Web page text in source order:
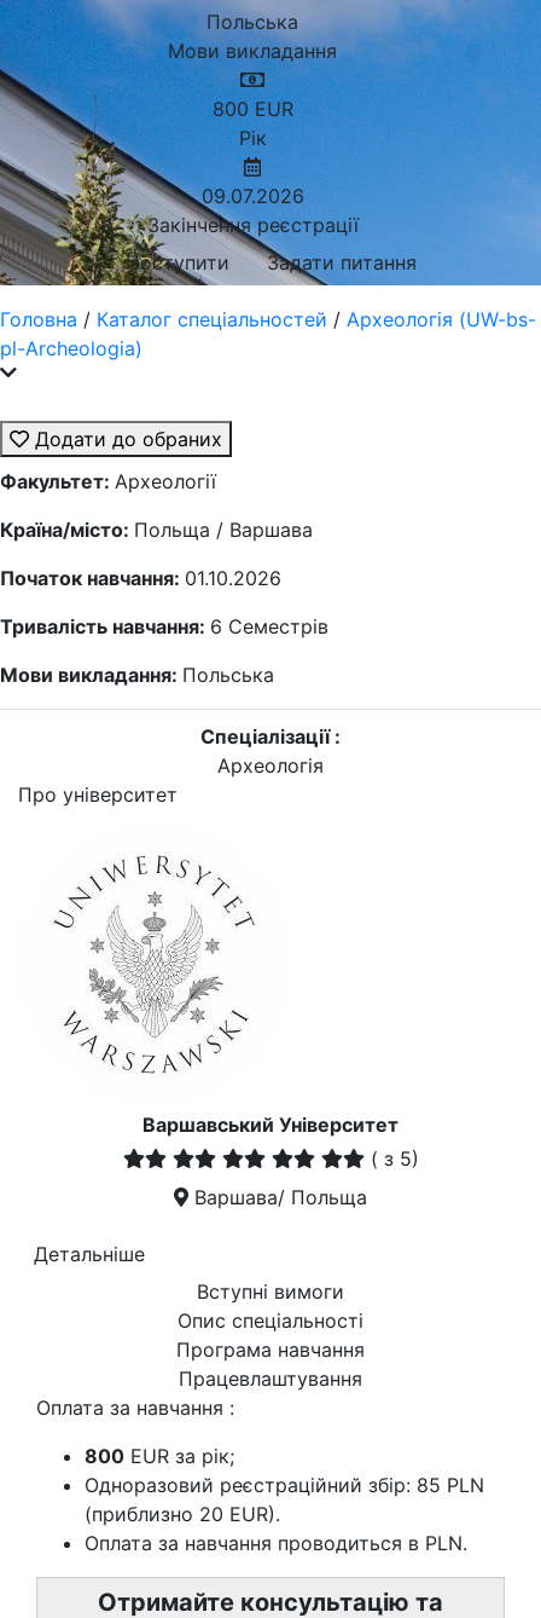
Польська
Мови викладання
800 EUR
Рік
09.07.2026
Закінчення реєстрації
Поступити
Задати питання
Головна / Каталог спеціальностей / Археологія (UW-bs-
pl-Archeologia)
Додати до обраних
Факультет: Археології
Країна/місто: Польща / Варшава
Початок навчання: 01.10.2026
Тривалість навчання: 6 Семестрів
Мови викладання: Польська
Спеціалізації :
Археологія
Про університет
Варшавський Університет
( з 5)
Варшава/ Польща
Детальніше
Вступні вимоги
Опис спеціальності
Програма навчання
Працевлаштування
Оплата за навчання :
800 EUR за рік;
Одноразовий реєстраційний збір: 85 PLN
(приблизно 20 EUR).
Оплата за навчання проводиться в PLN.
Отримайте консультацію та